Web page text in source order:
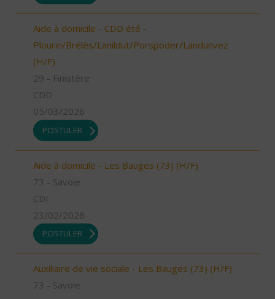
Aide à domicile - CDD été -
Plourin/Brélès/Lanildut/Porspoder/Landunvez
(H/F)
29 - Finistère
CDD
05/03/2026
POSTULER
Aide à domicile - Les Bauges (73) (H/F)
73 - Savoie
CDI
23/02/2026
POSTULER
Auxiliaire de vie sociale - Les Bauges (73) (H/F)
73 - Savoie